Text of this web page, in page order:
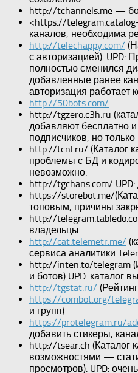
http://tchannels.me —
<https://
каналов, необходима
http://telechappy.com/
с авторизацией). UPD:
полностью сменился
добавленные ранее
авторизация работает
http://50bots.com/
http://tgzero.c3h.ru
добавляют бесплатно
подписчиков, но
http://tcnl.ru/ (Каталог
проблемы с БД и
невозможно.
http://tgchans.com/
https://storebot.me/
топовым, причины
http://
владельцы.
http://cat.telemetr.me/
сервиса аналитики
http://inten.to/telegram
и ботов) UPD: каталог
http://tgstat.ru/
https://combot.org/
и групп)
https://protelegram.ru/
добавить стикеры,
http://tsear.ch (Каталог
возможностями —
просмотров). UPD: